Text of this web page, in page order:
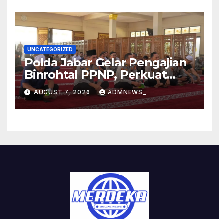
UNCATEGORIZED
Polda Jabar Gelar Pengajian
Binrohtal PPNP, Perkuat
Iman dan Integritas
Personel.
AUGUST 7, 2026 ADMNEWS_